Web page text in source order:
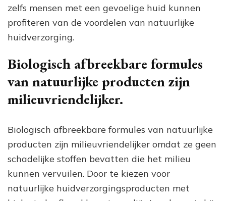
zelfs mensen met een gevoelige huid kunnen
profiteren van de voordelen van natuurlijke
huidverzorging.
Biologisch afbreekbare formules
van natuurlijke producten zijn
milieuvriendelijker.
Biologisch afbreekbare formules van natuurlijke
producten zijn milieuvriendelijker omdat ze geen
schadelijke stoffen bevatten die het milieu
kunnen vervuilen. Door te kiezen voor
natuurlijke huidverzorgingsproducten met